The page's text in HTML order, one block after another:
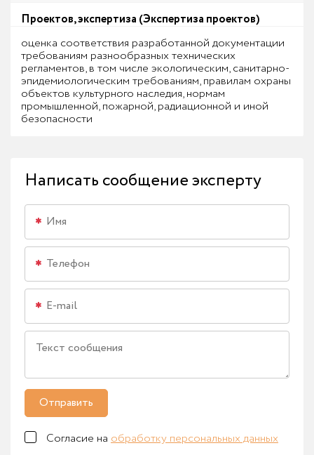
Проектов, экспертиза (Экспертиза проектов)
оценка соответствия разработанной документации
требованиям разнообразных технических
регламентов, в том числе экологическим, санитарно-
эпидемиологическим требованиям, правилам охраны
объектов культурного наследия, нормам
промышленной, пожарной, радиационной и иной
безопасности
Написать сообщение эксперту
Отправить
Согласие на обработку персональных данных